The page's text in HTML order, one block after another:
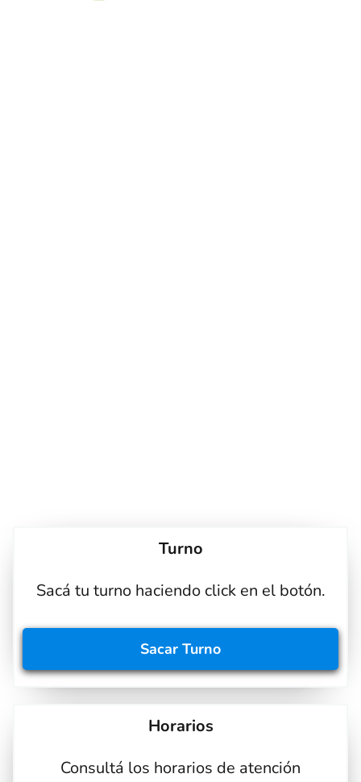
Turno
Sacá tu turno haciendo click en el botón.
Sacar Turno
Horarios
Consultá los horarios de atención